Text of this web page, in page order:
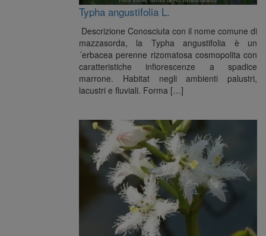
Typha angustifolia L.
Descrizione Conosciuta con il nome comune di
mazzasorda, la Typha angustifolia è un
´erbacea perenne rizomatosa cosmopolita con
caratteristiche infiorescenze a spadice
marrone. Habitat negli ambienti palustri,
lacustri e fluviali. Forma […]